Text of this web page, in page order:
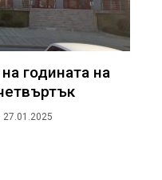
годината на
27.01.2025